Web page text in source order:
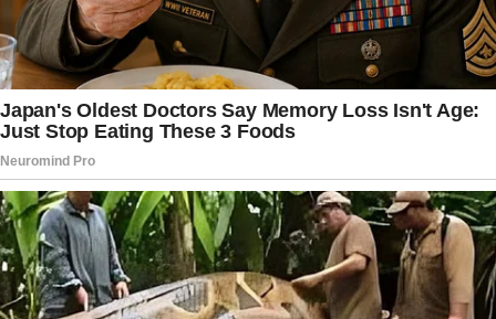
pessoas próximas. A mensagem da
apresentadora emocionou milhares de
internautas e reforçou a importância dos laços
familiares, da amizade e da solidariedade, valores
que continuam inspirando manifestações de
carinho em momentos de perda e saudade.